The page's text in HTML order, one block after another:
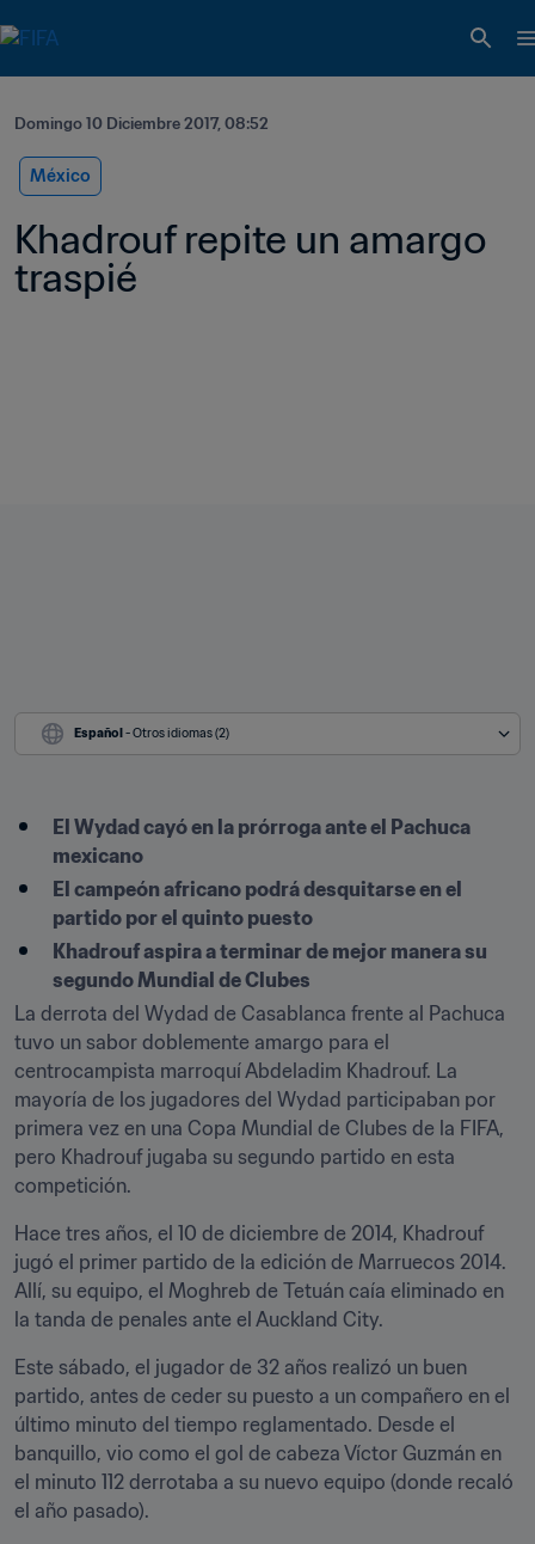
Domingo 10 Diciembre 2017, 08:52
México
Khadrouf repite un amargo
traspié
Español - Otros idiomas (2)
El Wydad cayó en la prórroga ante el Pachuca
mexicano
El campeón africano podrá desquitarse en el
partido por el quinto puesto
Khadrouf aspira a terminar de mejor manera su
segundo Mundial de Clubes
La derrota del Wydad de Casablanca frente al Pachuca
tuvo un sabor doblemente amargo para el
centrocampista marroquí Abdeladim Khadrouf. La
mayoría de los jugadores del Wydad participaban por
primera vez en una Copa Mundial de Clubes de la FIFA,
pero Khadrouf jugaba su segundo partido en esta
competición.
Hace tres años, el 10 de diciembre de 2014, Khadrouf
jugó el primer partido de la edición de Marruecos 2014.
Allí, su equipo, el Moghreb de Tetuán caía eliminado en
la tanda de penales ante el Auckland City.
Este sábado, el jugador de 32 años realizó un buen
partido, antes de ceder su puesto a un compañero en el
último minuto del tiempo reglamentado. Desde el
banquillo, vio como el gol de cabeza Víctor Guzmán en
el minuto 112 derrotaba a su nuevo equipo (donde recaló
el año pasado).